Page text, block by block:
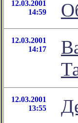
12.03.2001
14:59
12.03.2001
14:17
12.03.2001
13:55